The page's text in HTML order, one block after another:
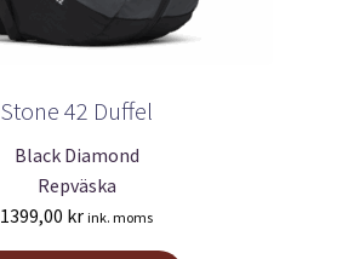
Stone 42 Duffel
Black Diamond
Repväska
1399,00 kr ink. moms